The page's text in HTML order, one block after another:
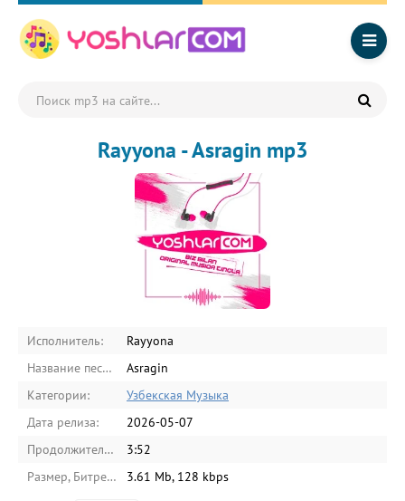
Rayyona - Asragin mp3
Исполнитель:
Rayyona
Название песни:
Asragin
Категории:
Узбекская Музыка
Дата релиза:
2026-05-07
Продолжительность:
3:52
Размер, Битрейт:
3.61 Mb, 128 kbps